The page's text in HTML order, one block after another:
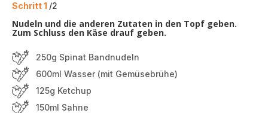
Schritt 1 /2
Nudeln und die anderen Zutaten in den Topf geben.
Zum Schluss den Käse drauf geben.
250g Spinat Bandnudeln
600ml Wasser (mit Gemüsebrühe)
125g Ketchup
150ml Sahne